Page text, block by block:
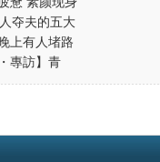
夺夫的五大
上有人堵路
專訪】青